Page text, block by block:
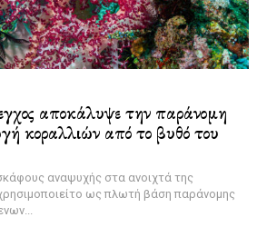
αποκάλυψε την παράνομη
κοραλλιών από το βυθό του
αναψυχής στα ανοιχτά της
ως πλωτή βάση παράνομης